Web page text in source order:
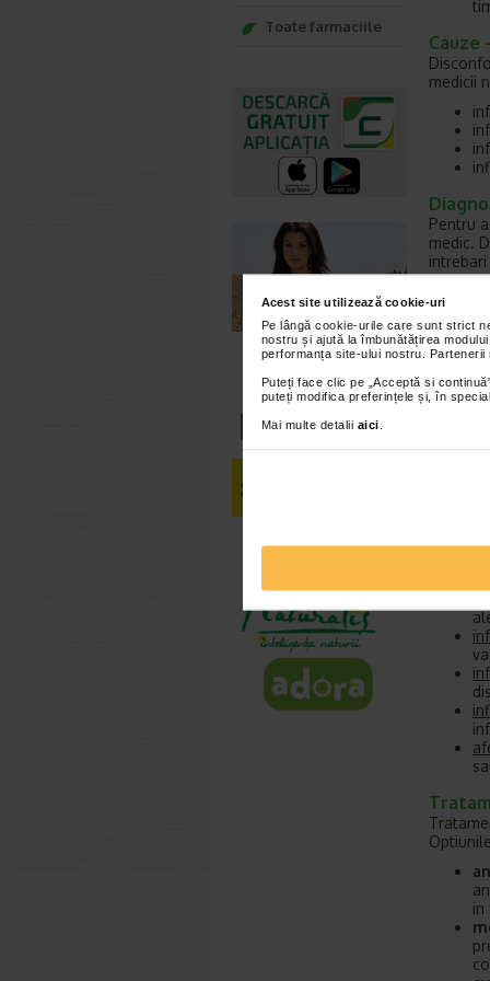
Acest site utilizează cookie-uri
Pe lângă cookie-urile care sunt strict
nostru și ajută la îmbunătățirea
performanța site-ului nostru.
Puteți face clic pe „Acceptă si
puteți modifica preferințele și, în
Mai multe detalii aici
medicii
Pentru
medic.
include:
Care
Exista
in
Toate farmaciile